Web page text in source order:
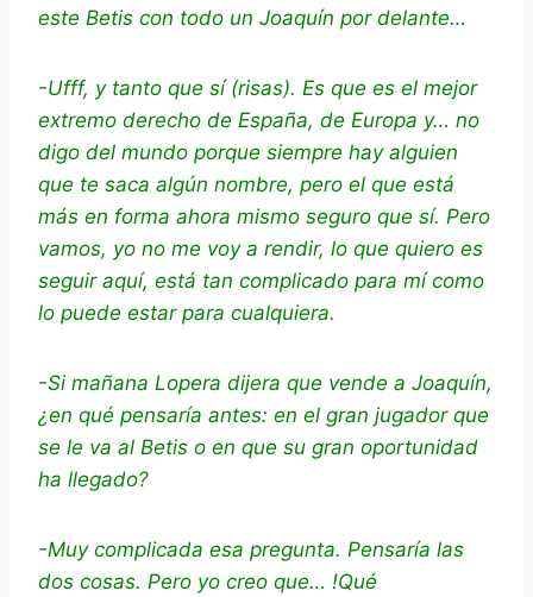
este Betis con todo un Joaquín por delante…
-Ufff, y tanto que sí (risas). Es que es el mejor
extremo derecho de España, de Europa y… no
digo del mundo porque siempre hay alguien
que te saca algún nombre, pero el que está
más en forma ahora mismo seguro que sí. Pero
vamos, yo no me voy a rendir, lo que quiero es
seguir aquí, está tan complicado para mí como
lo puede estar para cualquiera.
-Si mañana Lopera dijera que vende a Joaquín,
¿en qué pensaría antes: en el gran jugador que
se le va al Betis o en que su gran oportunidad
ha llegado?
-Muy complicada esa pregunta. Pensaría las
dos cosas. Pero yo creo que… !Qué